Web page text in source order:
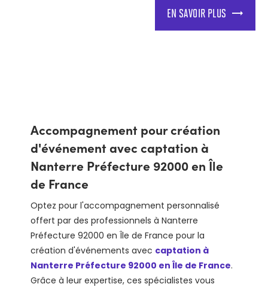
EN SAVOIR PLUS
Accompagnement pour création
d'événement avec captation à
Nanterre Préfecture 92000 en Île
de France
Optez pour l'accompagnement personnalisé
offert par des professionnels à Nanterre
Préfecture 92000 en Île de France pour la
création d'événements avec captation à
Nanterre Préfecture 92000 en Île de France.
Grâce à leur expertise, ces spécialistes vous